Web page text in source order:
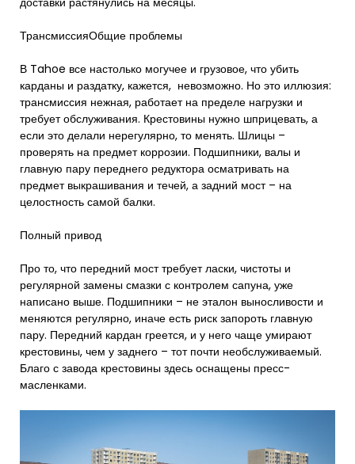
ТрансмиссияОбщие проблемы
В Tahoe все настолько могучее и грузовое, что убить
карданы и раздатку, кажется, невозможно. Но это иллюзия:
трансмиссия нежная, работает на пределе нагрузки и
требует обслуживания. Крестовины нужно шприцевать, а
если это делали нерегулярно, то менять. Шлицы –
проверять на предмет коррозии. Подшипники, валы и
главную пару переднего редуктора осматривать на
предмет выкрашивания и течей, а задний мост – на
целостность самой балки.
Полный привод
Про то, что передний мост требует ласки, чистоты и
регулярной замены смазки с контролем сапуна, уже
написано выше. Подшипники – не эталон выносливости и
меняются регулярно, иначе есть риск запороть главную
пару. Передний кардан греется, и у него чаще умирают
крестовины, чем у заднего – тот почти необслуживаемый.
Благо с завода крестовины здесь оснащены пресс-
масленками.